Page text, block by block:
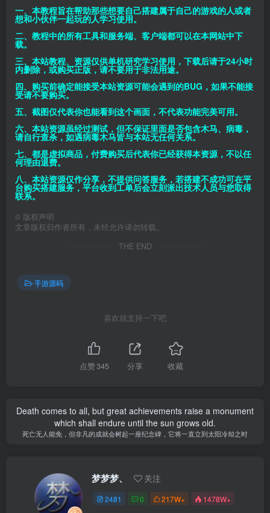
一、本教程旨在帮助那些想要自己搭建属于自己的游戏的人或者
想和小伙伴一起玩的人学习使用。
二、教程中的所有工具和服务端、客户端都可以在本网站中下
载。
三、本站教程、资源仅供单机研究学习使用，下载后请于24小时
内删除，或购买正版，请不要用于非法用途。
四、购买前确定能接受本站资源可能会遇到的BUG，如果不能接
受请不要购买。
五、截图仅代表你也能看到这个画面，不代表功能完美可用。
六、本站资源虽经过测试，但不保证里面是否包含木马、病毒，
请自行查杀，如遇病毒木马皆与本站无任何关系。
七、都是虚拟商品，付费购买后代表你已经获得本资源，不以任
何理由退费。
八、本站资源仅作分享，不提供问答服务，若搭建不成功可在平
台购买搭建服务，平台收到工单后会立刻派出技术人员与您取得
联系。
© 版权声明
文章版权归作者所有，未经允许请勿转载。
THE END
手游源码
喜欢就支持一下吧
点赞345 分享 收藏
Death comes to all, but great achievements raise a monument
which shall endure until the sun grows old.
死亡无人能免，但非凡的成就会树起一座纪念碑，它将一直立到太阳冷却之时
梦梦梦、 关注
2481 0 217W+ 1478W+